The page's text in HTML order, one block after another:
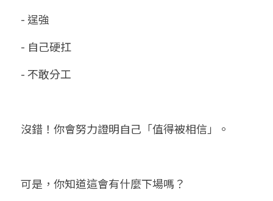
- 逞強
- 自己硬扛
- 不敢分工
沒錯！你會努力證明自己「值得被相信」。
可是，你知道這會有什麼下場嗎？